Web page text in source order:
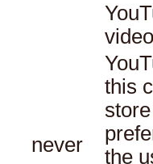
never
this
the